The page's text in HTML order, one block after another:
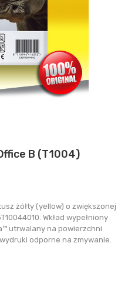
B (T1004)
żółty (yellow) o zwiększonej
Wkład wypełniony
utrwalany na powierzchni
odporne na zmywanie.